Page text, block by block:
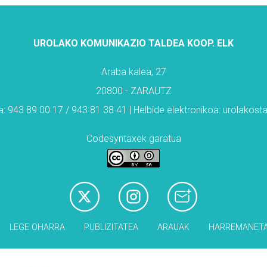
UROLAKO KOMUNIKAZIO TALDEA KOOP. ELK
Araba kalea, 27
20800 - ZARAUTZ
943 89 00 17 / 943 81 38 41 | Helbide elektronikoa:
Codesyntaxek garatua
LEGE OHARRA PUBLIZITATEA ARAUAK